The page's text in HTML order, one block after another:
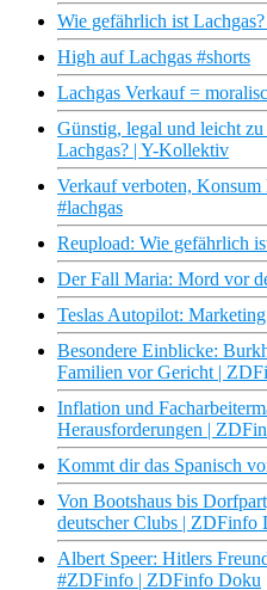
Wie gefährlich ist
High auf Lachgas #shorts
Lachgas Verkauf =
Günstig, legal und leicht
Lachgas? | Y-Kollektiv
Verkauf verboten, Konsum
#lachgas
Reupload: Wie gefährlich
Der Fall Maria: Mord vor
Teslas Autopilot:
Besondere Einblicke:
Familien vor Gericht |
Inflation und
Herausforderungen |
Kommt dir das Spanisch
Von Bootshaus bis
deutscher Clubs | ZDFinfo
Albert Speer: Hitlers
#ZDFinfo | ZDFinfo Doku